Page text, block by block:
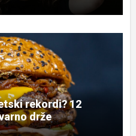
rekordi? 12
drže